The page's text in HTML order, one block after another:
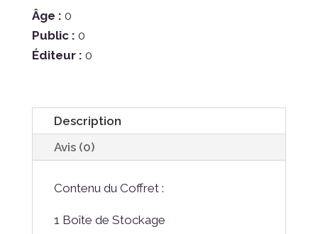
Ciel
Scintillant
-
Ilumineurs
(Trove
pack)
Âge : 0
Public : 0
Éditeur : 0
Description
Avis (0)
Contenu du Coffret :
1 Boîte de Stockage